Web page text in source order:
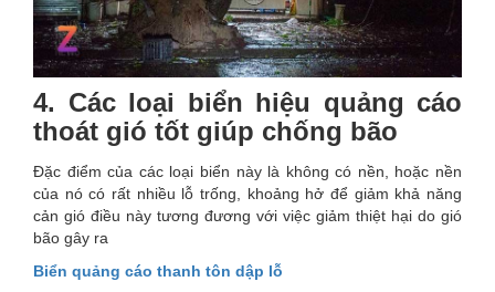
4. Các loại biển hiệu quảng cáo
thoát gió tốt giúp chống bão
Đặc điểm của các loại biển này là không có nền, hoặc nền
của nó có rất nhiều lỗ trống, khoảng hở để giảm khả năng
cản gió điều này tương đương với việc giảm thiệt hại do gió
bão gây ra
Biển quảng cáo thanh tôn dập lỗ